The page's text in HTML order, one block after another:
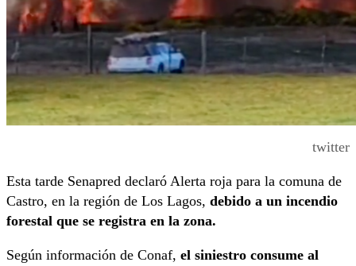
twitter
Esta tarde Senapred declaró Alerta roja para la comuna de
Castro, en la región de Los Lagos, debido a un incendio
forestal que se registra en la zona.
Según información de Conaf, el siniestro consume al